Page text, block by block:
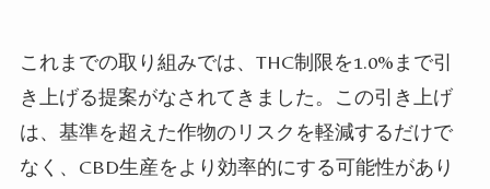
これまでの取り組みでは、THC制限を1.0%まで引
き上げる提案がなされてきました。この引き上げ
は、基準を超えた作物のリスクを軽減するだけで
なく、CBD生産をより効率的にする可能性があり